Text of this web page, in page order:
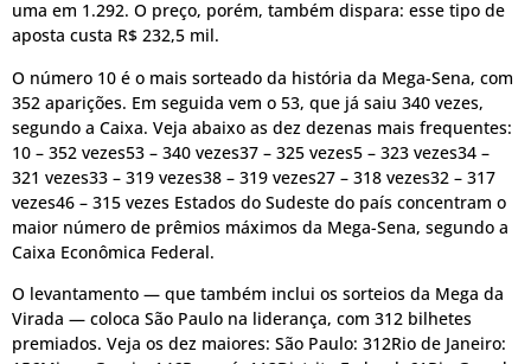
uma em 1.292. O preço, porém, também dispara: esse tipo de
aposta custa R$ 232,5 mil.
O número 10 é o mais sorteado da história da Mega-Sena, com
352 aparições. Em seguida vem o 53, que já saiu 340 vezes,
segundo a Caixa. Veja abaixo as dez dezenas mais frequentes:
10 – 352 vezes53 – 340 vezes37 – 325 vezes5 – 323 vezes34 –
321 vezes33 – 319 vezes38 – 319 vezes27 – 318 vezes32 – 317
vezes46 – 315 vezes Estados do Sudeste do país concentram o
maior número de prêmios máximos da Mega-Sena, segundo a
Caixa Econômica Federal.
O levantamento — que também inclui os sorteios da Mega da
Virada — coloca São Paulo na liderança, com 312 bilhetes
premiados. Veja os dez maiores: São Paulo: 312Rio de Janeiro: